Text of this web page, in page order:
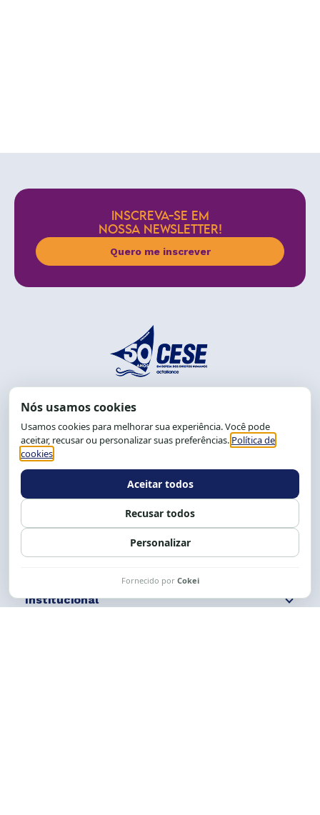
INSCREVA-SE EM
NOSSA NEWSLETTER!
Quero me inscrever
End.: R. da Graça, 150. Graça
CEP: 40.150-055
Salvador-BA, Brasil.
Tel.: (71) 2104-5457, Cel.: (71) 9 9239-2104 ou 2105
Expediente: 8h às 12h e 13 às 17h.
Siga nossas redes Fale conosco
Institucional